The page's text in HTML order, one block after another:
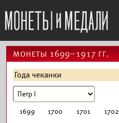
монеты 1699–1917 гг.
Года чеканки
1699 1700 1701 1702